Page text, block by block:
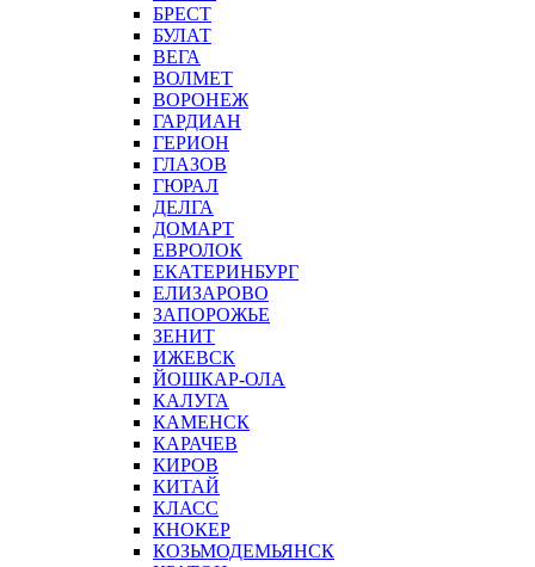
БРЕСТ
БУЛАТ
ВЕГА
ВОЛМЕТ
ВОРОНЕЖ
ГАРДИАН
ГЕРИОН
ГЛАЗОВ
ГЮРАЛ
ДЕЛГА
ДОМАРТ
ЕВРОЛОК
ЕКАТЕРИНБУРГ
ЕЛИЗАРОВО
ЗАПОРОЖЬЕ
ЗЕНИТ
ИЖЕВСК
ЙОШКАР-ОЛА
КАЛУГА
КАМЕНСК
КАРАЧЕВ
КИРОВ
КИТАЙ
КЛАСС
КНОКЕР
КОЗЬМОДЕМЬЯНСК